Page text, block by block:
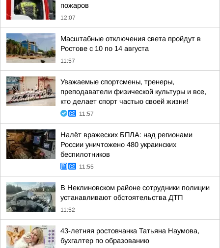
пожаров
12:07
Масштабные отключения света пройдут в
Ростове с 10 по 14 августа
11:57
Уважаемые спортсмены, тренеры,
преподаватели физической культуры и все,
кто делает спорт частью своей жизни!
11:57
Налёт вражеских БПЛА: над регионами
России уничтожено 480 украинских
беспилотников
11:55
В Неклиновском районе сотрудники полиции
устанавливают обстоятельства ДТП
11:52
43-летняя ростовчанка Татьяна Наумова,
бухгалтер по образованию